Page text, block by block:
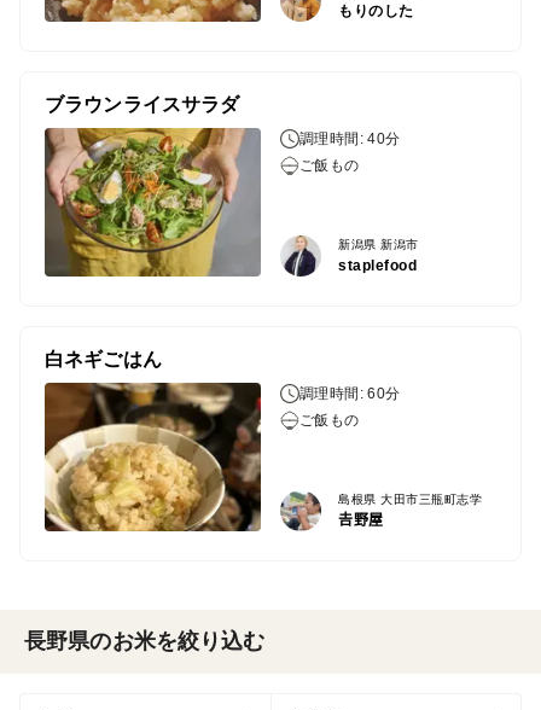
もりのした
ブラウンライスサラダ
調理時間: 40分
ご飯もの
新潟県 新潟市
staplefood
白ネギごはん
調理時間: 60分
ご飯もの
島根県 大田市三瓶町志学
𠮷野屋
長野県のお米を絞り込む